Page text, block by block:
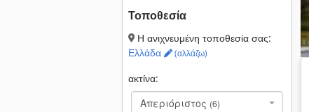
Τοποθεσία
Η ανιχνευμένη τοποθεσία σας:
Ελλάδα
(αλλάζω)
ακτίνα:
Απεριόριστος (6)